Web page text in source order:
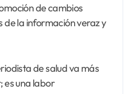
de cambios
de la información veraz y
de salud va más
es una labor